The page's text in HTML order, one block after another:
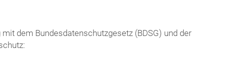
dem Bundesdatenschutzgesetz (BDSG) und der